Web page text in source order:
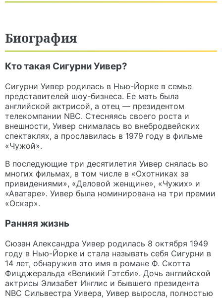
Биография
Кто такая Сигурни Уивер?
Сигурни Уивер родилась в Нью-Йорке в семье
представителей шоу-бизнеса. Ее мать была
английской актрисой, а отец — президентом
телекомпании NBC. Стесняясь своего роста и
внешности, Уивер снималась во внебродвейских
спектаклях, а прославилась в 1979 году в фильме
«Чужой».
В последующие три десятилетия Уивер снялась во
многих фильмах, в том числе в «Охотниках за
привидениями», «Деловой женщине», «Чужих» и
«Аватаре». Уивер была номинирована на три премии
«Оскар».
Ранняя жизнь
Сюзан Александра Уивер родилась 8 октября 1949
году в Нью-Йорке и стала называть себя Сигурни в
14 лет, обнаружив это имя в романе Ф. Скотта
Фицджеральда «Великий Гэтсби». Дочь английской
актрисы Элизабет Инглис и бывшего президента
NBC Сильвестра Уивера, Уивер выросла, полностью